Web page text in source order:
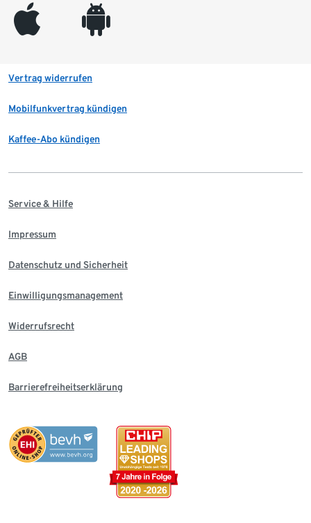
appleinc android
Vertrag widerrufen
Mobilfunkvertrag kündigen
Kaffee-Abo kündigen
Service & Hilfe
Impressum
Datenschutz und Sicherheit
Einwilligungsmanagement
Widerrufsrecht
AGB
Barrierefreiheitserklärung